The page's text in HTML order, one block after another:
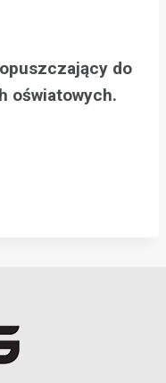
do
oświatowych.